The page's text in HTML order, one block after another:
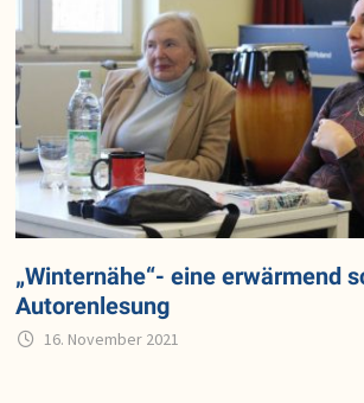
„Winternähe“- eine erwärmend
Autorenlesung
16. November 2021